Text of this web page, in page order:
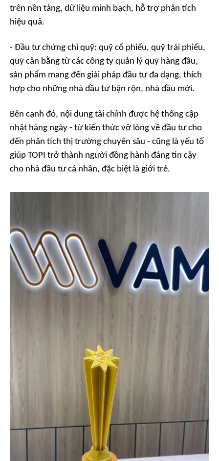
trên nền tảng, dữ liệu minh bạch, hỗ trợ phân tích
hiệu quả.
- Đầu tư chứng chỉ quỹ: quỹ cổ phiếu, quỹ trái phiếu,
quỹ cân bằng từ các công ty quản lý quỹ hàng đầu,
sản phẩm mang đến giải pháp đầu tư đa dạng, thích
hợp cho những nhà đầu tư bận rộn, nhà đầu mới.
Bên cạnh đó, nội dung tài chính được hệ thống cập
nhật hàng ngày - từ kiến thức vỡ lòng về đầu tư cho
đến phân tích thị trường chuyên sâu - cũng là yếu tố
giúp TOPI trở thành người đồng hành đáng tin cậy
cho nhà đầu tư cá nhân, đặc biệt là giới trẻ.